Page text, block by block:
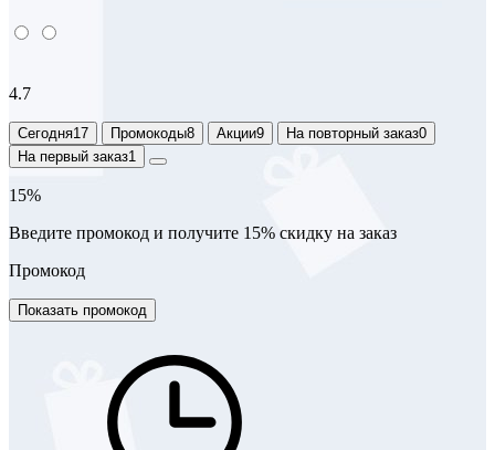
4.7
Сегодня17 Промокоды8 Акции9 На повторный заказ0
На первый заказ1
15%
Введите промокод и получите 15% скидку на заказ
Промокод
Показать промокод